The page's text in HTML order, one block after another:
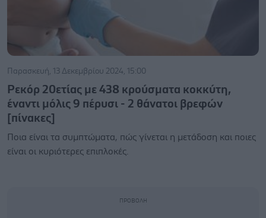
Παρασκευή, 13 Δεκεμβρίου 2024, 15:00
Ρεκόρ 20ετίας με 438 κρούσματα κοκκύτη,
έναντι μόλις 9 πέρυσι - 2 θάνατοι βρεφών
[πίνακες]
Ποια είναι τα συμπτώματα, πώς γίνεται η μετάδοση και ποιες
είναι οι κυριότερες επιπλοκές.